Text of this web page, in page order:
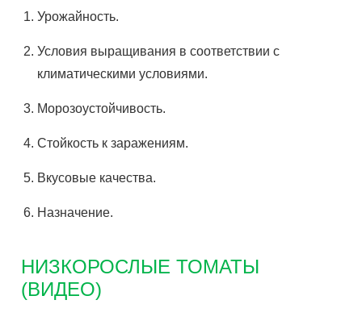
Урожайность.
Условия выращивания в соответствии с
климатическими условиями.
Морозоустойчивость.
Стойкость к заражениям.
Вкусовые качества.
Назначение.
НИЗКОРОСЛЫЕ ТОМАТЫ
(ВИДЕО)